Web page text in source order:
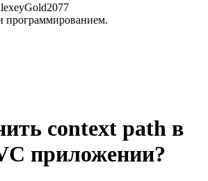
программированием.
context path в
приложении?